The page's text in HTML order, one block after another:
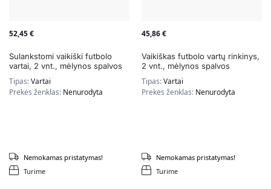
52,45€
Sulankstomi vaikiški futbolo
vartai, 2 vnt., mėlynos spalvos
Tipas:Vartai
Prekės ženklas: Nenurodyta
Turime
Nemokamas pristatymas!
45,86€
Vaikiškas futbolo vartų rinkinys,
2 vnt., mėlynos spalvos
Tipas:Vartai
Prekės ženklas: Nenurodyta
Turime
Nemokamas pristatymas!